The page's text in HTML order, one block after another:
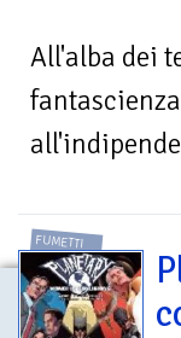
All'alba dei
FUMETTI